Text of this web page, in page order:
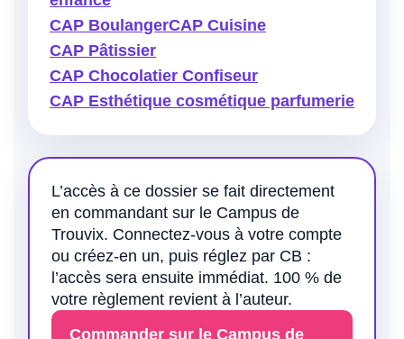
CAP BoulangerCAP Cuisine
CAP Pâtissier
CAP Chocolatier Confiseur
CAP Esthétique cosmétique parfumerie
L’accès à ce dossier se fait directement
en commandant sur le Campus de
Trouvix. Connectez-vous à votre compte
ou créez-en un, puis réglez par CB :
l’accès sera ensuite immédiat. 100 % de
votre règlement revient à l’auteur.
Commander sur le Campus de